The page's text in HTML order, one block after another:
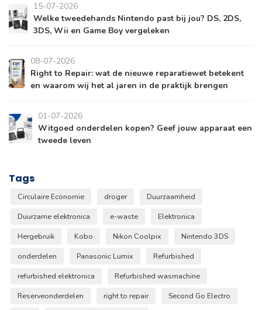
15-07-2026
Welke tweedehands Nintendo past bij jou? DS, 2DS,
3DS, Wii en Game Boy vergeleken
08-07-2026
Right to Repair: wat de nieuwe reparatiewet betekent
en waarom wij het al jaren in de praktijk brengen
01-07-2026
Witgoed onderdelen kopen? Geef jouw apparaat een
tweede leven
Tags
Circulaire Economie droger
Duurzaamheid
Duurzame elektronica
e-waste
Elektronica
Hergebruik
Kobo Nikon Coolpix
Nintendo 3DS
onderdelen
Panasonic Lumix
Refurbished
refurbished elektronica
Refurbished wasmachine
Reserveonderdelen
right to repair
Second Go Electro